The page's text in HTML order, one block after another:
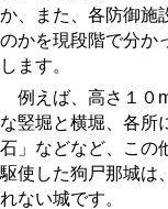
か、また、各防御施
のかを現段階で分か
します。
例えば、高さ１０
な竪堀と横堀、各所
石」などなど、この
駆使した狗尸那城は
れない城です。